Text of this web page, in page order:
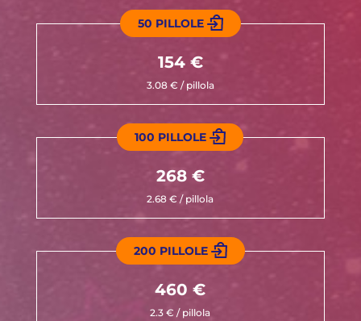
50 PILLOLE
154 €
3.08 € / pillola
100 PILLOLE
268 €
2.68 € / pillola
200 PILLOLE
460 €
2.3 € / pillola